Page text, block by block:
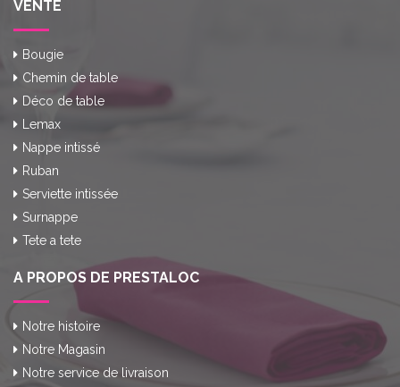
VENTE
Bougie
Chemin de table
Déco de table
Lemax
Nappe intissé
Ruban
Serviette intissée
Surnappe
Tete a tete
A PROPOS DE PRESTALOC
Notre histoire
Notre Magasin
Notre service de livraison